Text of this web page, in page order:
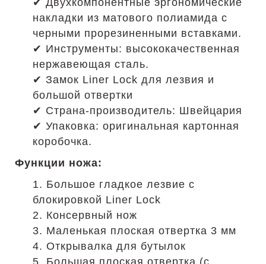
✔ Двухкомпонентные эргономические
накладки из матового полиамида с
черными прорезиненными вставками.
✔ Инструменты: высококачественная
нержавеющая сталь.
✔ Замок Liner Lock для лезвия и
большой отвертки
✔ Страна-производитель: Швейцария
✔ Упаковка: оригинальная картонная
коробочка.
Функции ножа:
1. Большое гладкое лезвие с
блокировкой Liner Lock
2. Консервный нож
3. Маленькая плоская отвертка 3 мм
4. Открывалка для бутылок
5. Большая плоская отвертка (с